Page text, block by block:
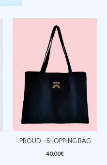
PROUD – SHOPPING BAG
40,00€